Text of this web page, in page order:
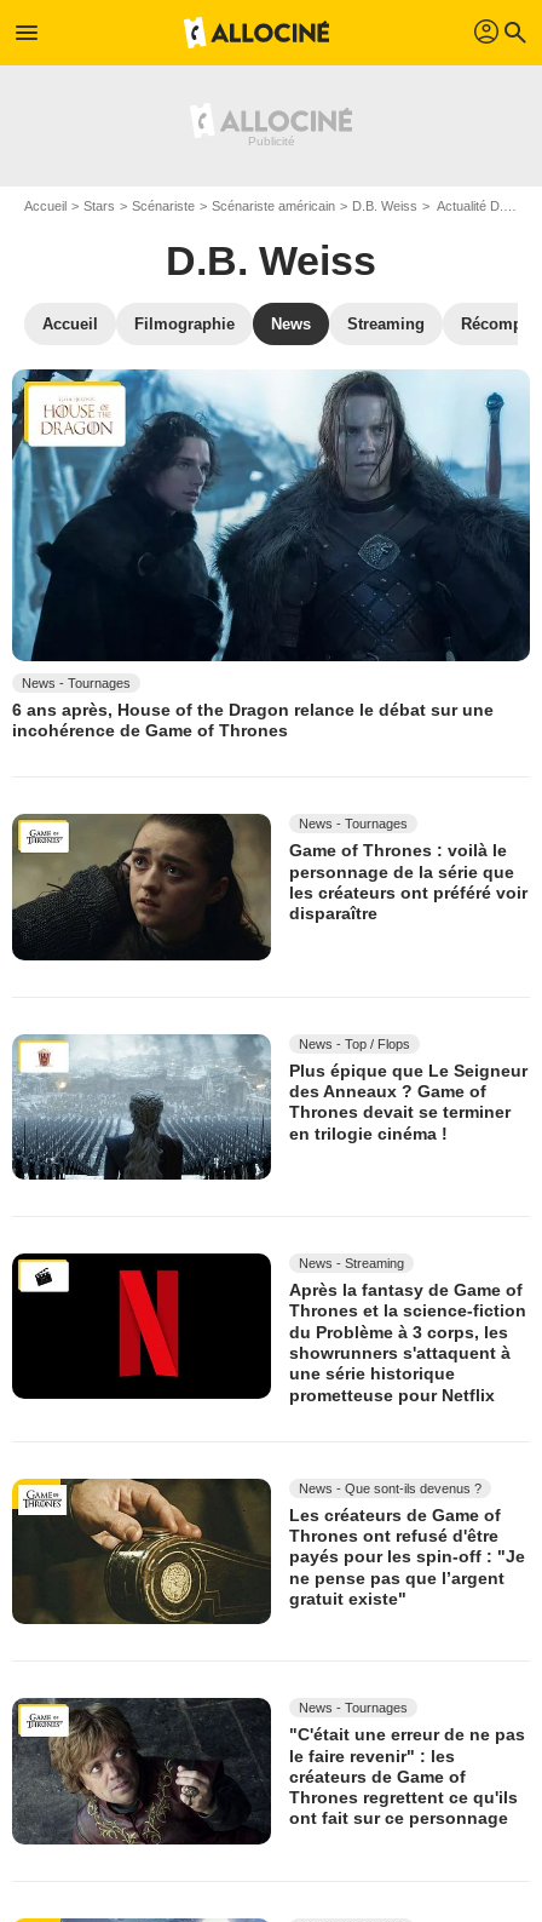
menu profil search
Accueil Stars Scénariste Scénariste américain D.B. Weiss Actualité D.B. Weiss
D.B. Weiss
Accueil Filmographie News Streaming
News - Tournages
6 ans après, House of the Dragon relance le débat sur une
incohérence de Game of Thrones
News - Tournages
Game of Thrones : voilà le
personnage de la série que
les créateurs ont préféré voir
disparaître
News - Top / Flops
Plus épique que Le Seigneur
des Anneaux ? Game of
Thrones devait se terminer
en trilogie cinéma !
News - Streaming
Après la fantasy de Game of
Thrones et la science-fiction
du Problème à 3 corps, les
showrunners s'attaquent à
une série historique
prometteuse pour Netflix
News - Que sont-ils devenus ?
Les créateurs de Game of
Thrones ont refusé d'être
payés pour les spin-off : "Je
ne pense pas que l’argent
gratuit existe"
News - Tournages
"C'était une erreur de ne pas
le faire revenir" : les
créateurs de Game of
Thrones regrettent ce qu'ils
ont fait sur ce personnage